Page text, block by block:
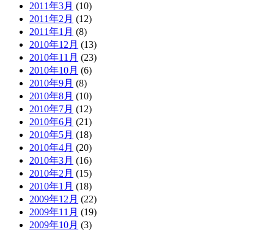
2011年3月 (10)
2011年2月 (12)
2011年1月 (8)
2010年12月 (13)
2010年11月 (23)
2010年10月 (6)
2010年9月 (8)
2010年8月 (10)
2010年7月 (12)
2010年6月 (21)
2010年5月 (18)
2010年4月 (20)
2010年3月 (16)
2010年2月 (15)
2010年1月 (18)
2009年12月 (22)
2009年11月 (19)
2009年10月 (3)